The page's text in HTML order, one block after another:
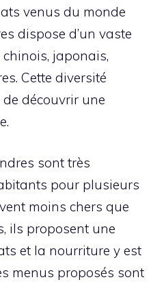
venus du monde
dispose d’un vaste
japonais,
Cette diversité
découvrir une
sont très
pour plusieurs
moins chers que
ils proposent une
et la nourriture y est
menus proposés sont